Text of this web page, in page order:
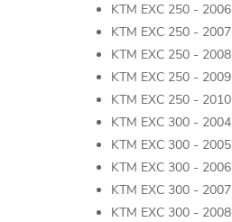
KTM EXC 250 - 2006
KTM EXC 250 - 2007
KTM EXC 250 - 2008
KTM EXC 250 - 2009
KTM EXC 250 - 2010
KTM EXC 300 - 2004
KTM EXC 300 - 2005
KTM EXC 300 - 2006
KTM EXC 300 - 2007
KTM EXC 300 - 2008